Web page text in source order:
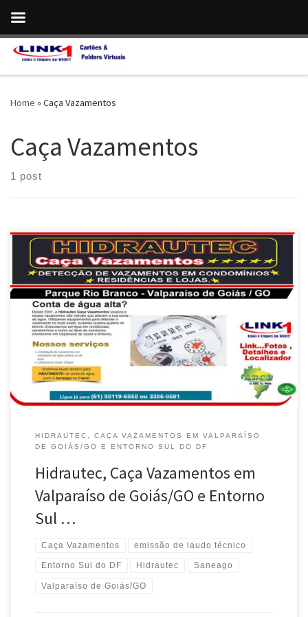
Skip to content
Home »Caça Vazamentos
Caça Vazamentos
1 post
Hidrautec , Caça Vazamentos em Valparaíso de Goiás / GO e
Entorno do DF Hidrautec , Emissão de Laudo Técnico para
desconto na conta Saneago em Valparaíso de Goiás / GO
Hidrautec , localiza vazamentos de água e emite Laudo Técnico
da Saneago em Novo Gama / GO Caça Vazamentos […]
HIDRAUTEC, CAÇA VAZAMENTOS EM VALPARAÍSO
DE GOIÁS/GO E ENTORNO SUL DO DF
Hidrautec, Caça Vazamentos em
Valparaíso de Goiás/GO e Entorno
Sul …
Caça Vazamentos emissão de laudo técnico
Entorno Sul do DF Hidrautec Saneago
Valparaíso de Goiás/GO